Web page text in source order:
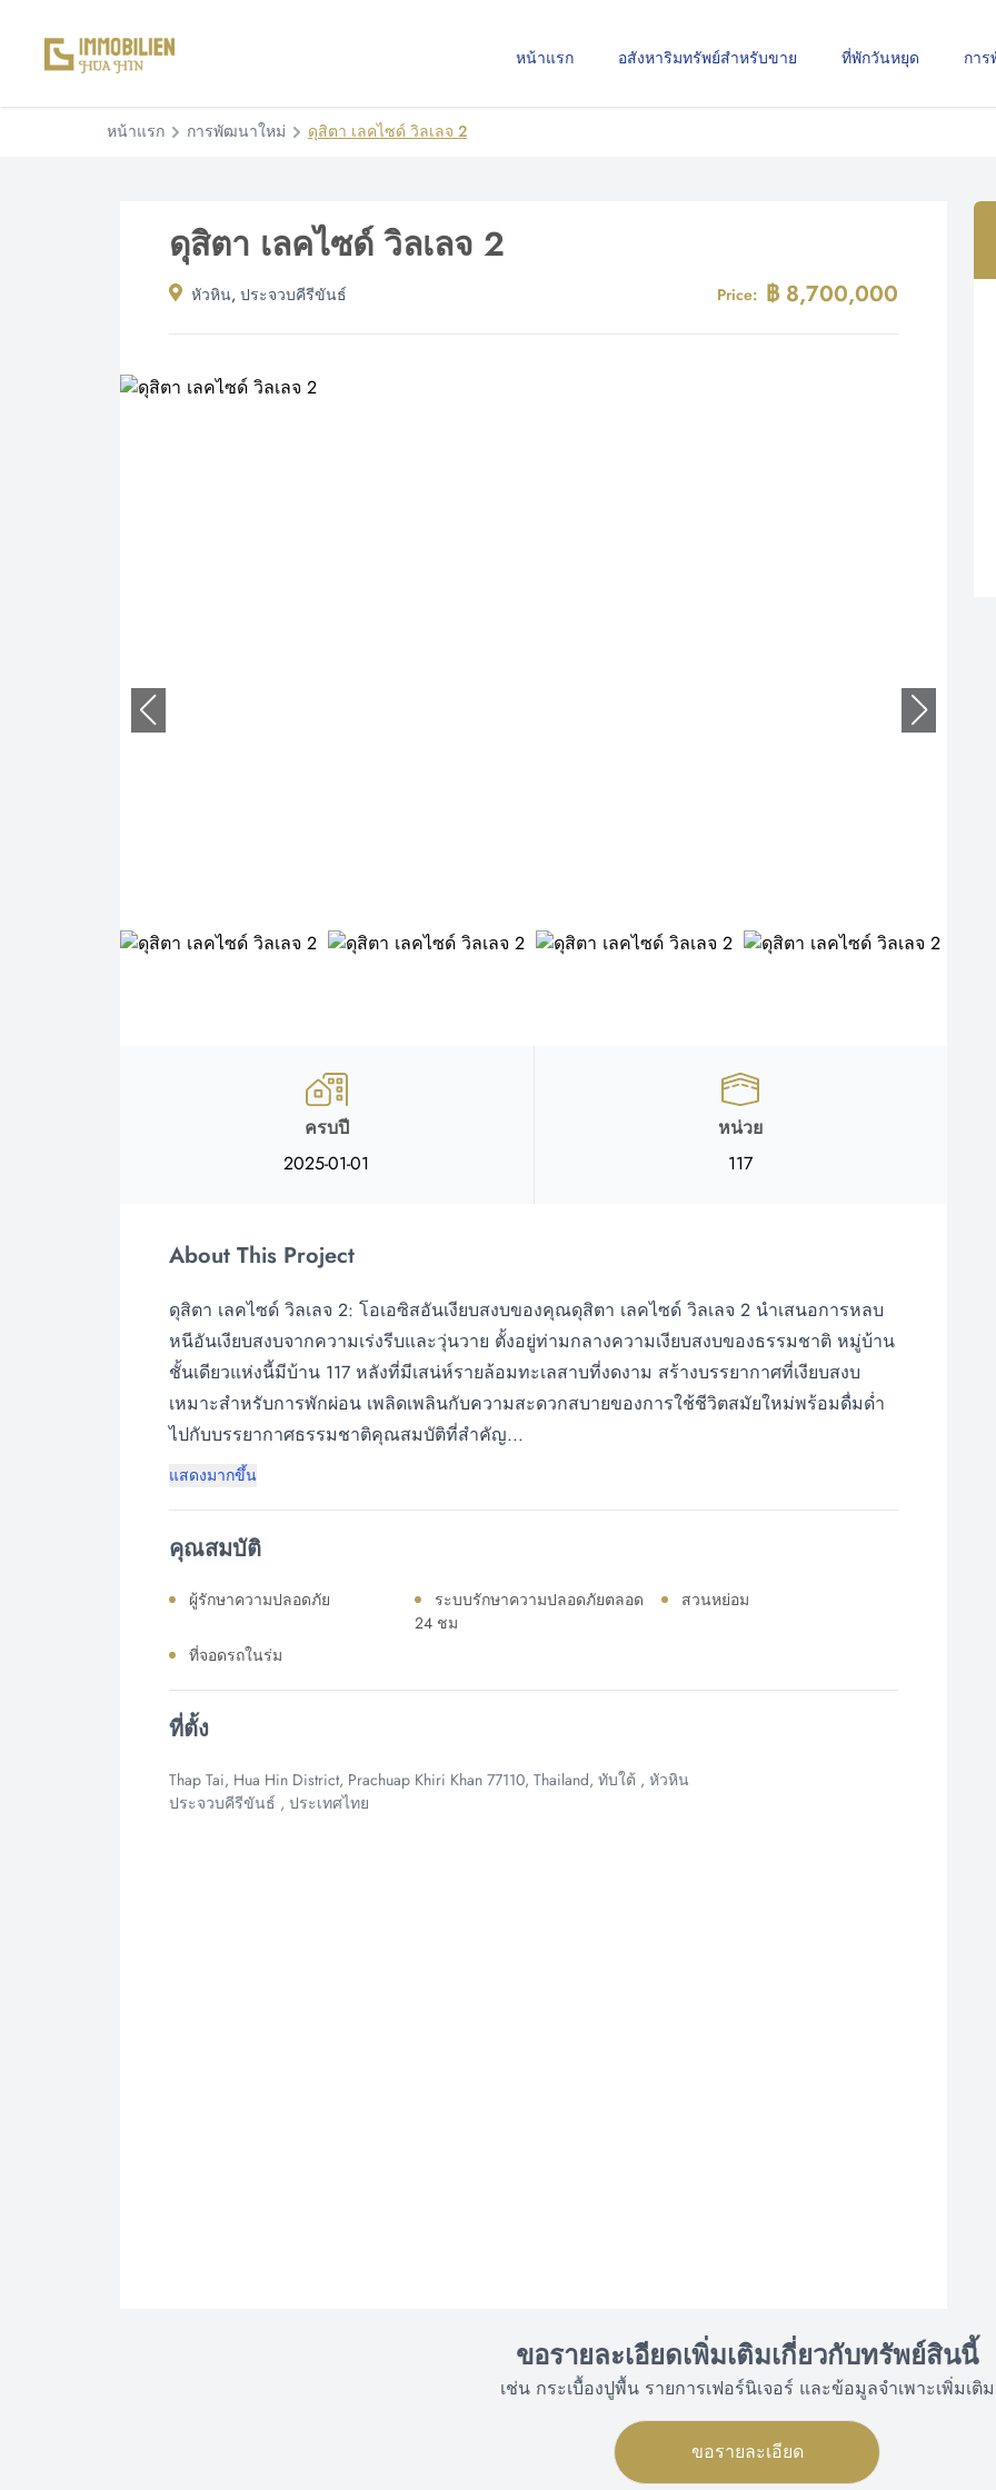
หน้าแรก อสังหาริมทรัพย์สำหรับขาย ที่พักวันหยุด กา
หน้าแรก การพัฒนาใหม่ ดุสิตา เลคไซด์ วิลเลจ 2
ดุสิตา เลคไซด์ วิลเลจ 2
หัวหิน, ประจวบคีรีขันธ์ Price: ฿ 8,700,000
ครบปี
2025-01-01
หน่วย
117
About This Project
ดุสิตา เลคไซด์ วิลเลจ 2: โอเอซิสอันเงียบสงบของคุณดุสิตา เลคไซด์ วิลเลจ 2 นำเสนอการหลบ
หนีอันเงียบสงบจากความเร่งรีบและวุ่นวาย ตั้งอยู่ท่ามกลางความเงียบสงบของธรรมชาติ หมู่บ้าน
ชั้นเดียวแห่งนี้มีบ้าน 117 หลังที่มีเสน่ห์รายล้อมทะเลสาบที่งดงาม สร้างบรรยากาศที่เงียบสงบ
เหมาะสำหรับการพักผ่อน เพลิดเพลินกับความสะดวกสบายของการใช้ชีวิตสมัยใหม่พร้อมดื่มด่ำ
ไปกับบรรยากาศธรรมชาติคุณสมบัติที่สำคัญ...
แสดงมากขึ้น
คุณสมบัติ
ผู้รักษาความปลอดภัย
ระบบรักษาความปลอดภัยตลอด
24 ชม
สวนหย่อม
ที่จอดรถในร่ม
ที่ตั้ง
Thap Tai, Hua Hin District, Prachuap Khiri Khan 77110, Thailand, ทับใต้ , หัวหิน
ประจวบคีรีขันธ์ , ประเทศไทย
ขอรายละเอียดเพิ่มเติมเกี่ยวกับทรัพย์สินนี้
เช่น กระเบื้องปูพื้น รายการเฟอร์นิเจอร์ และข้อมูลจำเพาะเพิ่มเติม
ขอรายละเอียด